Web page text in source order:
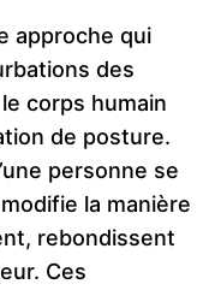
approche qui
des
corps humain
de posture.
personne se
la manière
rebondissent
Ces